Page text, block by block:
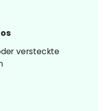
versteckte